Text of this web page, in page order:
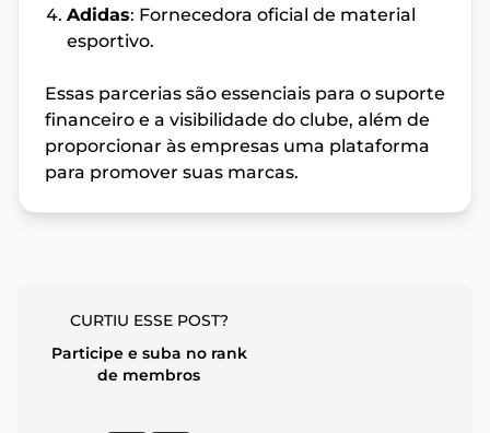
Adidas: Fornecedora oficial de material
esportivo.
Essas parcerias são essenciais para o suporte
financeiro e a visibilidade do clube, além de
proporcionar às empresas uma plataforma
para promover suas marcas.
CURTIU ESSE POST?
Participe e suba no rank
de membros